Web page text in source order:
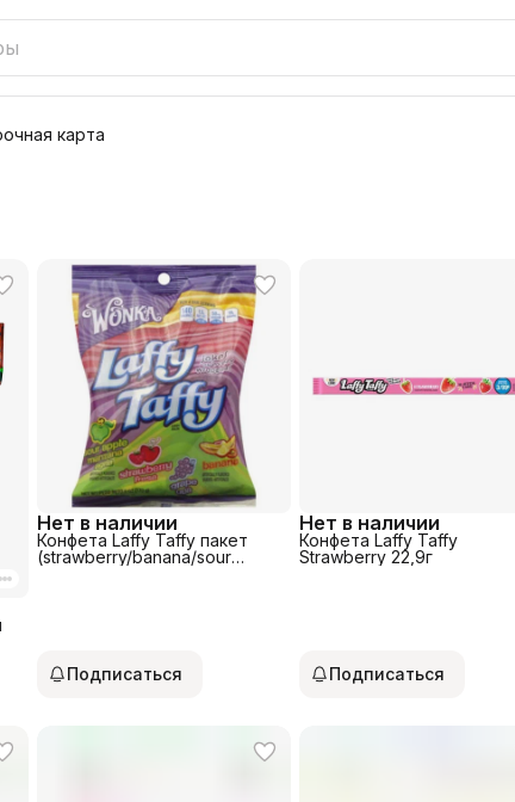
карта
Нет в наличии
Конфета Laffy Taffy пакет
(strawberry/banana/sour
Подписаться
Нет в наличии
Конфета Laffy Taffy
Strawberry 22,9г
Подписаться